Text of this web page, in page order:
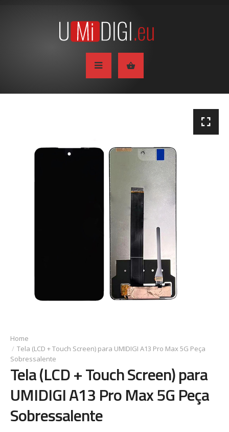
Tela (LCD + Touch Screen) para UMIDIGI A13 Pro Max 5G Peça
Sobressalente
Tela (LCD + Touch Screen) para
UMIDIGI A13 Pro Max 5G Peça
Sobressalente